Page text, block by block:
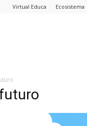
Virtual Educa Ecosistema